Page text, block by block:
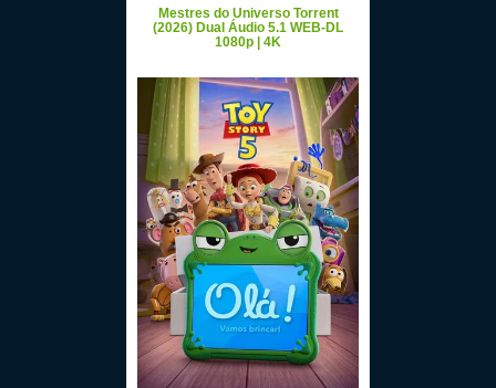
Mestres do Universo Torrent
(2026) Dual Áudio 5.1 WEB-DL
1080p | 4K